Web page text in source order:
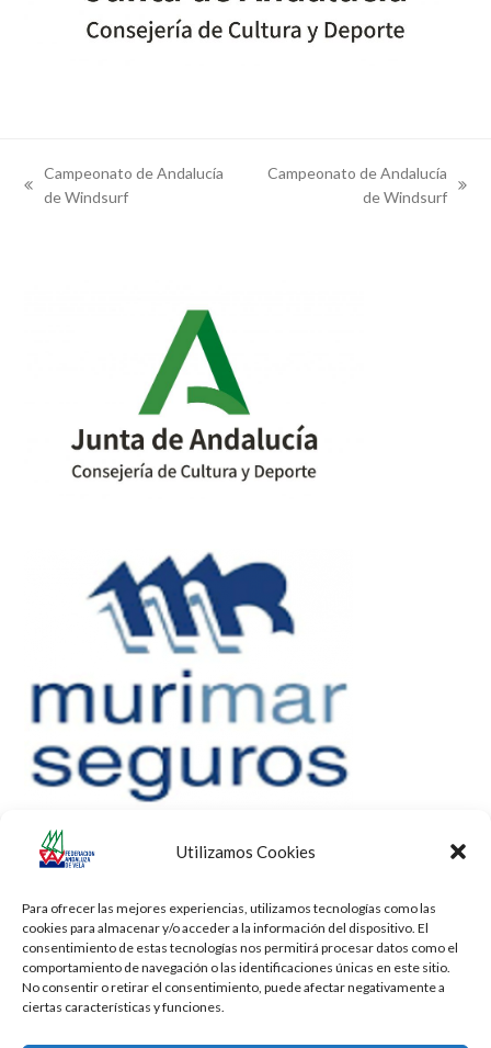
Utilizamos Cookies
Para ofrecer las mejores experiencias, utilizamos tecnologías como las
cookies para almacenar y/o acceder a la información del dispositivo. El
consentimiento de estas tecnologías nos permitirá procesar datos como el
comportamiento de navegación o las identificaciones únicas en este sitio.
No consentir o retirar el consentimiento, puede afectar negativamente a
ciertas características y funciones.
previous
Campeonato de Andalucía
de Windsurf
Campeonato de Andalucía
de Windsurf